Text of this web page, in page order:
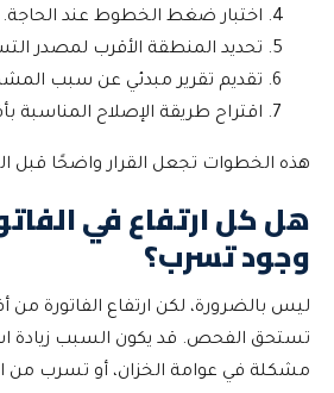
اختبار ضغط الخطوط عند الحاجة.
تحديد المنطقة الأقرب لمصدر
تقديم تقرير مبدئي عن سبب
اقتراح طريقة الإصلاح المناسبة
هذه الخطوات تجعل القرار واضحًا قبل
هل كل ارتفاع في
وجود تسرب؟
ليس بالضرورة، لكن ارتفاع الفاتورة من
تستحق الفحص. قد يكون السبب زيادة
مشكلة في عوامة الخزان، أو تسرب من